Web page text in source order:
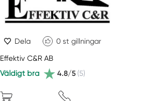
Dela 0 st gillningar
Effektiv C&R AB
Väldigt bra
4.8/5 (5)